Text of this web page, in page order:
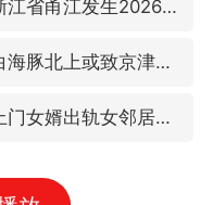
浙江省甬江发生2026年第1号洪水
白海豚北上或致京津冀暴雨
上门女婿出轨女邻居多年被判重婚罪